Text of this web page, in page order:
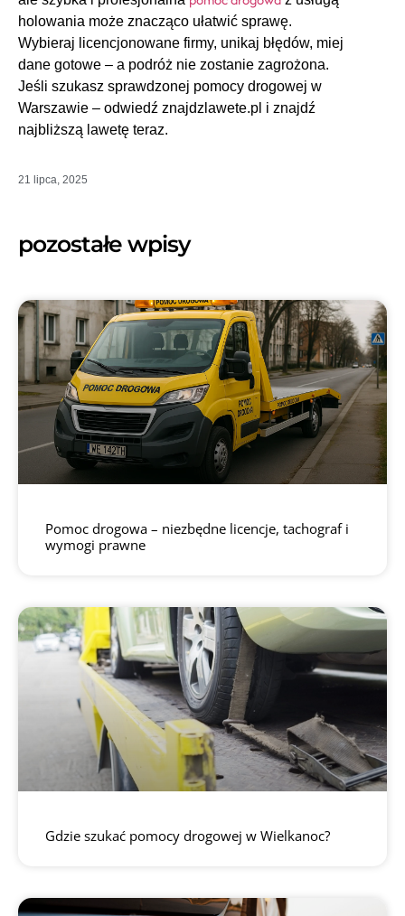
holowania może znacząco ułatwić sprawę.
Wybieraj licencjonowane firmy, unikaj błędów, miej
dane gotowe – a podróż nie zostanie zagrożona.
Jeśli szukasz sprawdzonej pomocy drogowej w
Warszawie – odwiedź znajdzlawete.pl i znajdź
najbliższą lawetę teraz.
21 lipca, 2025
pozostałe wpisy
Pomoc drogowa – niezbędne licencje, tachograf i
wymogi prawne
Gdzie szukać pomocy drogowej w Wielkanoc?